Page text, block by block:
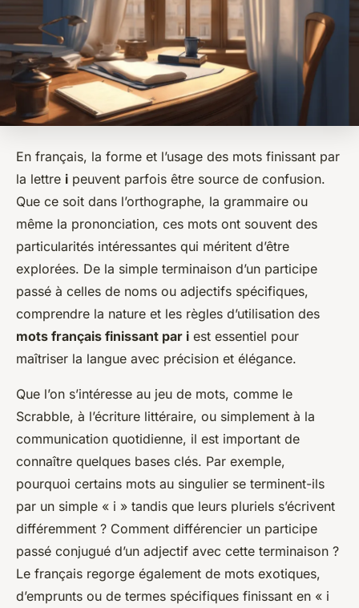
En français, la forme et l’usage des mots finissant par
la lettre i peuvent parfois être source de confusion.
Que ce soit dans l’orthographe, la grammaire ou
même la prononciation, ces mots ont souvent des
particularités intéressantes qui méritent d’être
explorées. De la simple terminaison d’un participe
passé à celles de noms ou adjectifs spécifiques,
comprendre la nature et les règles d’utilisation des
mots français finissant par i est essentiel pour
maîtriser la langue avec précision et élégance.
Que l’on s’intéresse au jeu de mots, comme le
Scrabble, à l’écriture littéraire, ou simplement à la
communication quotidienne, il est important de
connaître quelques bases clés. Par exemple,
pourquoi certains mots au singulier se terminent-ils
par un simple « i » tandis que leurs pluriels s’écrivent
différemment ? Comment différencier un participe
passé conjugué d’un adjectif avec cette terminaison ?
Le français regorge également de mots exotiques,
d’emprunts ou de termes spécifiques finissant en « i